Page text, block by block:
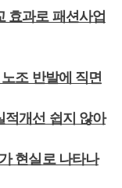
효과로 패션사업
조 반발에 직면
적개선 쉽지 않아
현실로 나타나